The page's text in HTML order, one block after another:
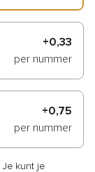
+0,33
per nummer
+0,75
per nummer
Je kunt je